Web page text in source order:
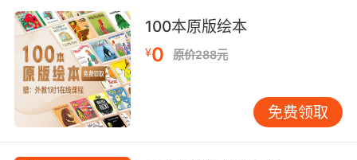
程本地化适配"。此类表述展现国际项目经验的同
时，暗含时间管理与沟通技巧。
针对管理岗位，建议突出文化融合策略："设计东
西方教师结对互助计划，通过Shadowing观察法
促进教学理念交流，6个月内实现新聘外教课程好
评率提升至92%"。引用Intercultural
100本原版绘本
¥0 原价288元
免费领取